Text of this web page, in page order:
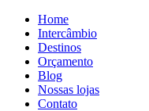
Home
Intercâmbio
Destinos
Orçamento
Blog
Nossas lojas
Contato